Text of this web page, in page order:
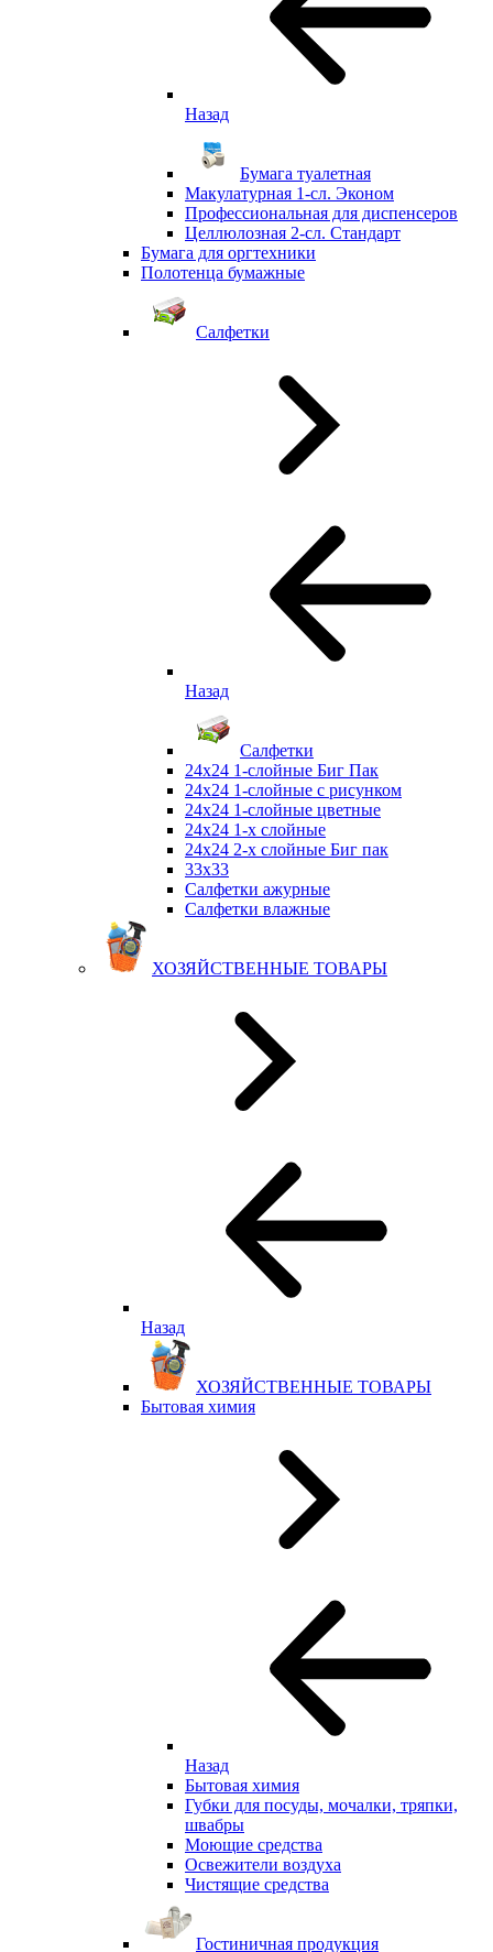
Назад
Бумага туалетная
Макулатурная 1-сл. Эконом
Профессиональная для диспенсеров
Целлюлозная 2-сл. Стандарт
Бумага для оргтехники
Полотенца бумажные
Салфетки
Назад
Салфетки
24х24 1-слойные Биг Пак
24х24 1-слойные с рисунком
24х24 1-слойные цветные
24х24 1-х слойные
24х24 2-х слойные Биг пак
33х33
Салфетки ажурные
Салфетки влажные
ХОЗЯЙСТВЕННЫЕ ТОВАРЫ
Назад
ХОЗЯЙСТВЕННЫЕ ТОВАРЫ
Бытовая химия
Назад
Бытовая химия
Губки для посуды, мочалки, тряпки,
швабры
Моющие средства
Освежители воздуха
Чистящие средства
Гостиничная продукция